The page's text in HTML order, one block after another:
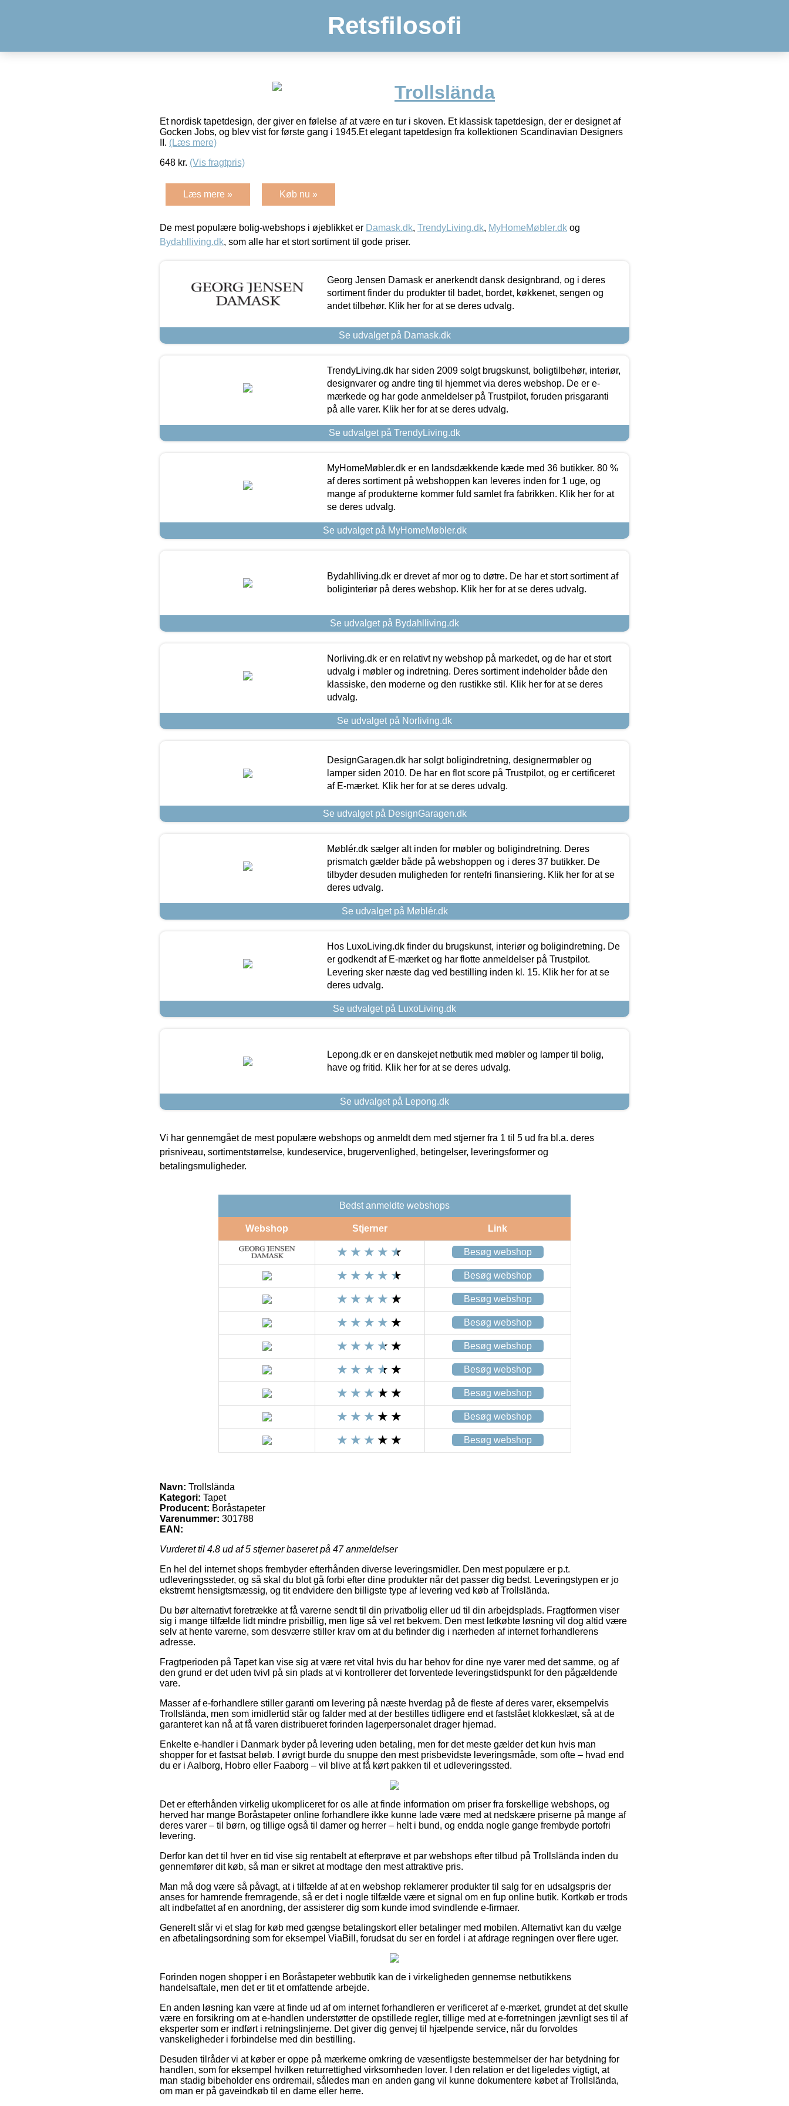
Retsfilosofi
Trollslända
Et nordisk tapetdesign, der giver en følelse af at være en tur i skoven. Et klassisk tapetdesign, der er designet af
Gocken Jobs, og blev vist for første gang i 1945.Et elegant tapetdesign fra kollektionen Scandinavian Designers
II. (Læs mere)
648 kr. (Vis fragtpris)
Læs mere » Køb nu »
De mest populære bolig-webshops i øjeblikket er Damask.dk, TrendyLiving.dk, MyHomeMøbler.dk og
Bydahlliving.dk, som alle har et stort sortiment til gode priser.
Georg Jensen Damask er anerkendt dansk designbrand, og i deres
sortiment finder du produkter til badet, bordet, køkkenet, sengen og
andet tilbehør. Klik her for at se deres udvalg.
Se udvalget på Damask.dk
TrendyLiving.dk har siden 2009 solgt brugskunst, boligtilbehør, interiør,
designvarer og andre ting til hjemmet via deres webshop. De er e-
mærkede og har gode anmeldelser på Trustpilot, foruden prisgaranti
på alle varer. Klik her for at se deres udvalg.
Se udvalget på TrendyLiving.dk
MyHomeMøbler.dk er en landsdækkende kæde med 36 butikker. 80 %
af deres sortiment på webshoppen kan leveres inden for 1 uge, og
mange af produkterne kommer fuld samlet fra fabrikken. Klik her for at
se deres udvalg.
Se udvalget på MyHomeMøbler.dk
Bydahlliving.dk er drevet af mor og to døtre. De har et stort sortiment af
boliginteriør på deres webshop. Klik her for at se deres udvalg.
Se udvalget på Bydahlliving.dk
Norliving.dk er en relativt ny webshop på markedet, og de har et stort
udvalg i møbler og indretning. Deres sortiment indeholder både den
klassiske, den moderne og den rustikke stil. Klik her for at se deres
udvalg.
Se udvalget på Norliving.dk
DesignGaragen.dk har solgt boligindretning, designermøbler og
lamper siden 2010. De har en flot score på Trustpilot, og er certificeret
af E-mærket. Klik her for at se deres udvalg.
Se udvalget på DesignGaragen.dk
Møblér.dk sælger alt inden for møbler og boligindretning. Deres
prismatch gælder både på webshoppen og i deres 37 butikker. De
tilbyder desuden muligheden for rentefri finansiering. Klik her for at se
deres udvalg.
Se udvalget på Møblér.dk
Hos LuxoLiving.dk finder du brugskunst, interiør og boligindretning. De
er godkendt af E-mærket og har flotte anmeldelser på Trustpilot.
Levering sker næste dag ved bestilling inden kl. 15. Klik her for at se
deres udvalg.
Se udvalget på LuxoLiving.dk
Lepong.dk er en danskejet netbutik med møbler og lamper til bolig,
have og fritid. Klik her for at se deres udvalg.
Se udvalget på Lepong.dk
Vi har gennemgået de mest populære webshops og anmeldt dem med stjerner fra 1 til 5 ud fra bl.a. deres
prisniveau, sortimentstørrelse, kundeservice, brugervenlighed, betingelser, leveringsformer og
betalingsmuligheder.
Bedst anmeldte webshops
Webshop Stjerner Link
Besøg webshop
Besøg webshop
Besøg webshop
Besøg webshop
Besøg webshop
Besøg webshop
Besøg webshop
Besøg webshop
Besøg webshop
Navn: Trollslända
Kategori: Tapet
Producent: Boråstapeter
Varenummer: 301788
EAN:
Vurderet til 4.8 ud af 5 stjerner baseret på 47anmeldelser
En hel del internet shops frembyder efterhånden diverse leveringsmidler. Den mest populære er p.t.
udleveringssteder, og så skal du blot gå forbi efter dine produkter når det passer dig bedst. Leveringstypen er jo
ekstremt hensigtsmæssig, og tit endvidere den billigste type af levering ved køb af Trollslända.
Du bør alternativt foretrække at få varerne sendt til din privatbolig eller ud til din arbejdsplads. Fragtformen viser
sig i mange tilfælde lidt mindre prisbillig, men lige så vel ret bekvem. Den mest letkøbte løsning vil dog altid være
selv at hente varerne, som desværre stiller krav om at du befinder dig i nærheden af internet forhandlerens
adresse.
Fragtperioden på Tapet kan vise sig at være ret vital hvis du har behov for dine nye varer med det samme, og af
den grund er det uden tvivl på sin plads at vi kontrollerer det forventede leveringstidspunkt for den pågældende
vare.
Masser af e-forhandlere stiller garanti om levering på næste hverdag på de fleste af deres varer, eksempelvis
Trollslända, men som imidlertid står og falder med at der bestilles tidligere end et fastslået klokkeslæt, så at de
garanteret kan nå at få varen distribueret forinden lagerpersonalet drager hjemad.
Enkelte e-handler i Danmark byder på levering uden betaling, men for det meste gælder det kun hvis man
shopper for et fastsat beløb. I øvrigt burde du snuppe den mest prisbevidste leveringsmåde, som ofte – hvad end
du er i Aalborg, Hobro eller Faaborg – vil blive at få kørt pakken til et udleveringssted.
Det er efterhånden virkelig ukompliceret for os alle at finde information om priser fra forskellige webshops, og
herved har mange Boråstapeter online forhandlere ikke kunne lade være med at nedskære priserne på mange af
deres varer – til børn, og tillige også til damer og herrer – helt i bund, og endda nogle gange frembyde portofri
levering.
Derfor kan det til hver en tid vise sig rentabelt at efterprøve et par webshops efter tilbud på Trollslända inden du
gennemfører dit køb, så man er sikret at modtage den mest attraktive pris.
Man må dog være så påvagt, at i tilfælde af at en webshop reklamerer produkter til salg for en udsalgspris der
anses for hamrende fremragende, så er det i nogle tilfælde være et signal om en fup online butik. Kortkøb er trods
alt indbefattet af en anordning, der assisterer dig som kunde imod svindlende e-firmaer.
Generelt slår vi et slag for køb med gængse betalingskort eller betalinger med mobilen. Alternativt kan du vælge
en afbetalingsordning som for eksempel ViaBill, forudsat du ser en fordel i at afdrage regningen over flere uger.
Forinden nogen shopper i en Boråstapeter webbutik kan de i virkeligheden gennemse netbutikkens
handelsaftale, men det er tit et omfattende arbejde.
En anden løsning kan være at finde ud af om internet forhandleren er verificeret af e-mærket, grundet at det skulle
være en forsikring om at e-handlen understøtter de opstillede regler, tillige med at e-forretningen jævnligt ses til af
eksperter som er indført i retningslinjerne. Det giver dig genvej til hjælpende service, når du forvoldes
vanskeligheder i forbindelse med din bestilling.
Desuden tilråder vi at køber er oppe på mærkerne omkring de væsentligste bestemmelser der har betydning for
handlen, som for eksempel hvilken returrettighed virksomheden lover. I den relation er det ligeledes vigtigt, at
man stadig bibeholder ens ordremail, således man en anden gang vil kunne dokumentere købet af Trollslända,
om man er på gaveindkøb til en dame eller herre.